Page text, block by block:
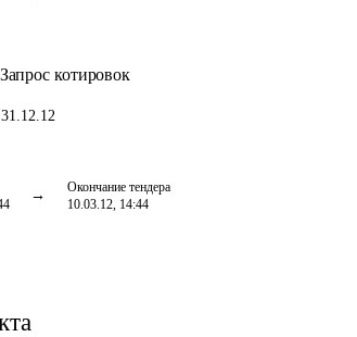
Запрос котировок
Окончание тендера
10.03.12, 14:44